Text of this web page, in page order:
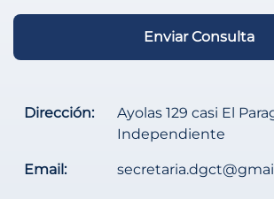
Enviar Consulta
Dirección:
Ayolas 129 casi El
Independiente
Email: